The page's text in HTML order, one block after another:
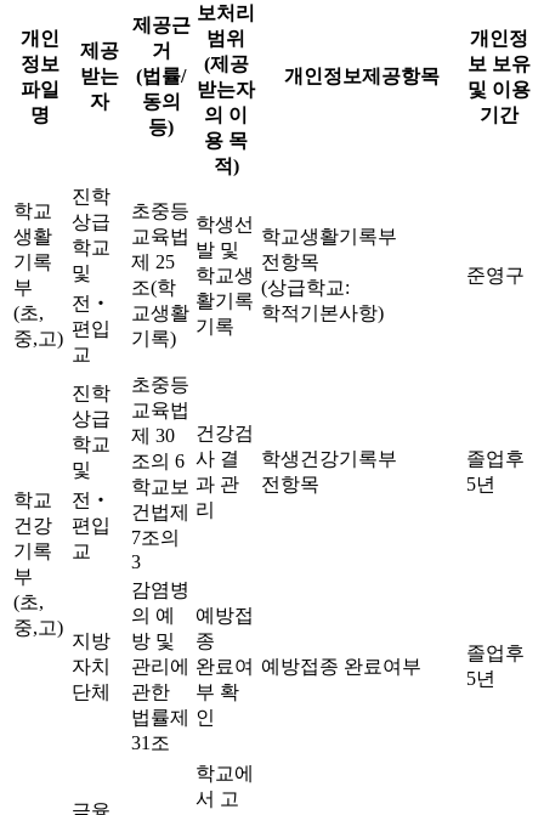
개인
정보
파일
명
제공
받는
자
제공근
거
(법률/
동의
등)
보처리
범위
(제공
받는자
의 이
용 목
적)
개인정보제공항목
개인정
보 보유
및 이용
기간
학교
생활
기록
부
(초,
중,고)
진학
상급
학교
및
전‧
편입
교
초중등
교육법
제 25
조(학
교생활
기록)
학생선
발 및
학교생
활기록
기록
학교생활기록부
전항목
(상급학교:
학적기본사항)
준영구
학교
건강
기록
부
(초,
중,고)
진학
상급
학교
및
전‧
편입
교
초중등
교육법
제 30
조의 6
학교보
건법제
7조의
3
건강검
사 결
과 관
리
학생건강기록부
전항목
졸업후
5년
지방
자치
단체
감염병
의 예
방 및
관리에
관한
법률제
31조
예방접
종
완료여
부 확
인
예방접종 완료여부
졸업후
5년
금융
학교에
서 고